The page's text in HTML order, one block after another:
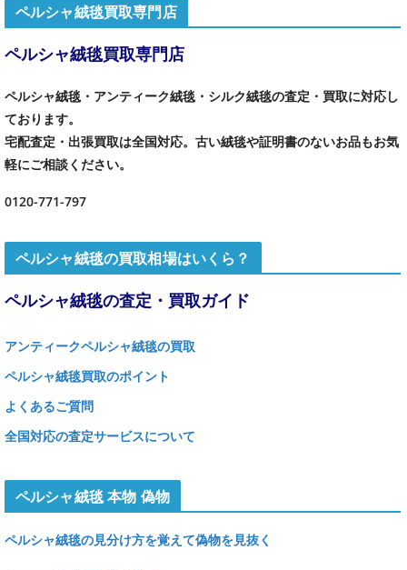
ペルシャ絨毯買取専門店
ペルシャ絨毯買取専門店
ペルシャ絨毯・アンティーク絨毯・シルク絨毯の査定・買取に対応し
ております。
宅配査定・出張買取は全国対応。古い絨毯や証明書のないお品もお気
軽にご相談ください。
0120-771-797
ペルシャ絨毯の買取相場はいくら？
ペルシャ絨毯の査定・買取ガイド
アンティークペルシャ絨毯の買取
ペルシャ絨毯買取のポイント
よくあるご質問
全国対応の査定サービスについて
ペルシャ絨毯 本物 偽物
ペルシャ絨毯の見分け方を覚えて偽物を見抜く